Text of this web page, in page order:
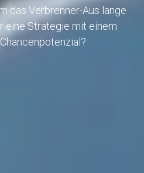
das Verbrenner-Aus lange
eine Strategie mit einem